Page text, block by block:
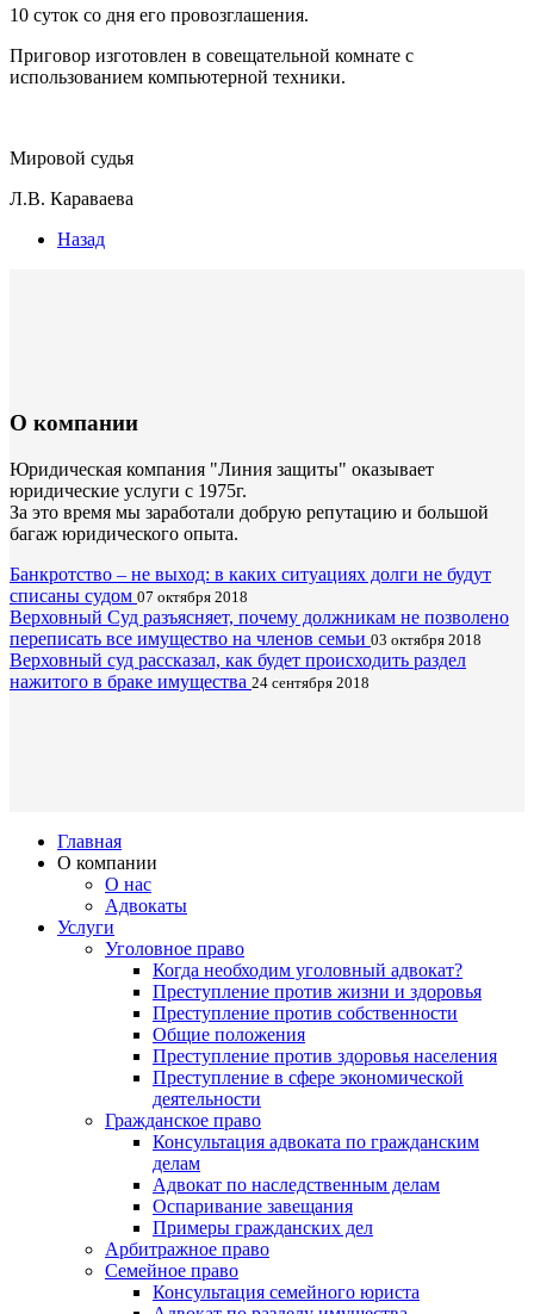
10 суток со дня его провозглашения.
Приговор изготовлен в совещательной комнате с
использованием компьютерной техники.
Мировой судья
Л.В. Караваева
Назад
О компании
Юридическая компания "Линия защиты" оказывает
юридические услуги с 1975г.
За это время мы заработали добрую репутацию и большой
багаж юридического опыта.
Банкротство – не выход: в каких ситуациях долги не будут
списаны судом 07 октября 2018
Верховный Суд разъясняет, почему должникам не позволено
переписать все имущество на членов семьи 03 октября 2018
Верховный суд рассказал, как будет происходить раздел
нажитого в браке имущества 24 сентября 2018
Главная
О компании
О нас
Адвокаты
Услуги
Уголовное право
Когда необходим уголовный адвокат?
Преступление против жизни и здоровья
Преступление против собственности
Общие положения
Преступление против здоровья населения
Преступление в сфере экономической
деятельности
Гражданское право
Консультация адвоката по гражданским
делам
Адвокат по наследственным делам
Оспаривание завещания
Примеры гражданских дел
Арбитражное право
Семейное право
Консультация семейного юриста